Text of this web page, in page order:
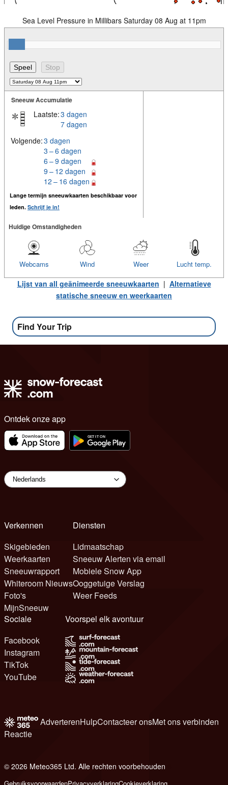
Sea Level Pressure in Millibars Saturday 08 Aug at 11pm
Sneeuw Accumulatie
Laatste:3 dagen
7 dagen
Volgende:3 dagen
3 – 6 dagen
6 – 9 dagen
9 – 12 dagen
12 – 16 dagen
Lange termijn sneeuwkaarten beschikbaar voor
leden. Schrijf je in!
Huidige Omstandigheden
Lucht temp.
Weer
Wind
Webcams
Lijst van all geänimeerde sneeuwkaarten | Alternatieve
statische sneeuw en weerkaarten
Find Your Trip
Ontdek onze app
Verkennen
Skigebieden
Weerkaarten
Sneeuwrapport
Whiteroom Nieuws
Foto's
MijnSneeuw
Diensten
Lidmaatschap
Sneeuw Alerten via email
Mobiele Snow App
Ooggetuige Verslag
Weer Feeds
Sociale
Facebook
Instagram
TikTok
YouTube
Voorspel elk avontuur
AdverterenHulpContacteer onsMet ons verbinden
Reactie
© 2026 Meteo365 Ltd. Alle rechten voorbehouden